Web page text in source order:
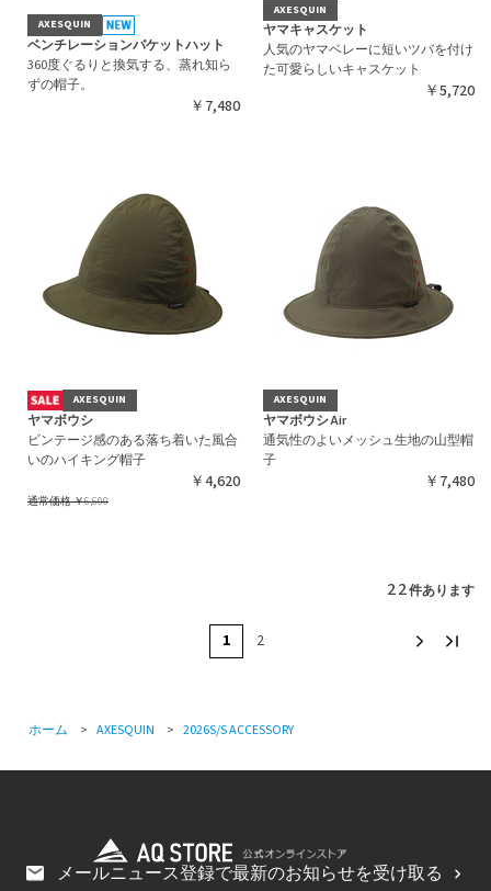
AXESQUIN
ベンチレーションバケットハット
360度ぐるりと換気する、蒸れ知ら
ずの帽子。
￥7,480
AXESQUIN
ヤマキャスケット
人気のヤマベレーに短いツバを付け
た可愛らしいキャスケット
￥5,720
AXESQUIN
ヤマボウシ
ビンテージ感のある落ち着いた風合
いのハイキング帽子
￥4,620
通常価格￥6,600
AXESQUIN
ヤマボウシ Air
通気性のよいメッシュ生地の山型帽
子
￥7,480
22件あります
1 2
ホーム > AXESQUIN > 2026S/S ACCESSORY
メールニュース登録で最新のお知らせを受け取る